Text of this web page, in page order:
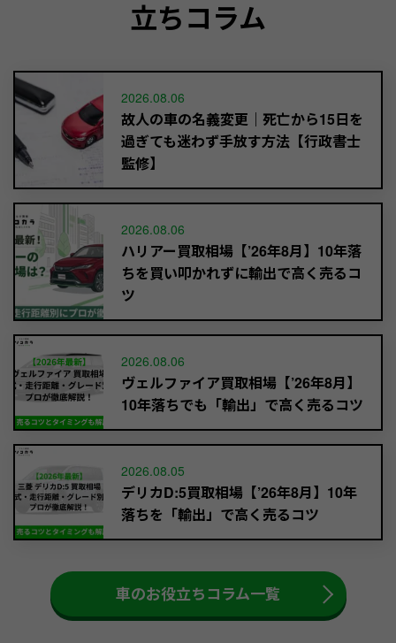
立ちコラム
2026.08.06
故人の車の名義変更｜死亡から15日を
過ぎても迷わず手放す方法【行政書士
監修】
2026.08.06
ハリアー買取相場【’26年8月】10年落
ちを買い叩かれずに輸出で高く売るコ
ツ
2026.08.06
ヴェルファイア買取相場【’26年8月】
10年落ちでも「輸出」で高く売るコツ
2026.08.05
デリカD:5買取相場【’26年8月】10年
落ちを「輸出」で高く売るコツ
車のお役立ちコラム一覧